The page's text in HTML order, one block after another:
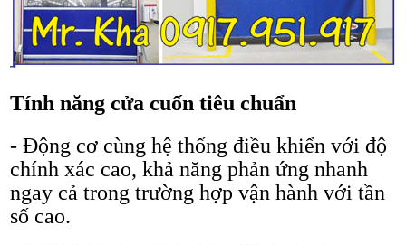
Tính năng cửa cuốn tiêu chuẩn
- Động cơ cùng hệ thống điều khiển với độ
chính xác cao, khả năng phản ứng nhanh
ngay cả trong trường hợp vận hành với tần
số cao.